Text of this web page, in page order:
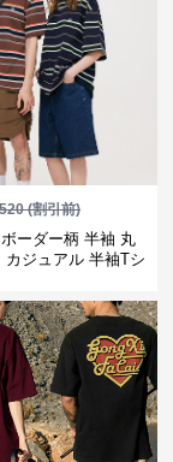
(割引前)
ーダー柄 半袖 丸
カジュアル 半袖Tシ